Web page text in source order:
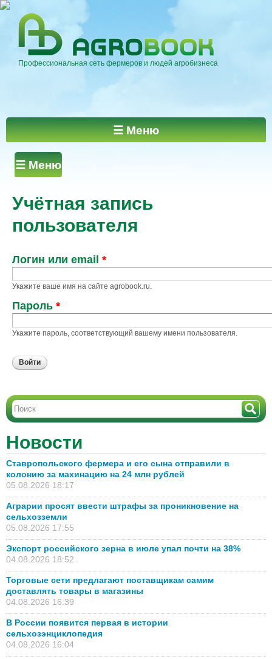
содержанию
Профессиональная сеть фермеров и людей агробизнеса
Главное меню ☰ Меню
Главные вкладки
☰ Меню
Учётная запись
пользователя
Логин или email *
Укажите ваше имя на сайте agrobook.ru.
Пароль *
Укажите пароль, соответствующий вашему имени пользователя.
URL
Вашего
Новости
Ставропольского фермера и его сына отправили в
колонию за махинацию на 24 млн рублей
05.08.2026 18:17
Аграрии просят ввести штрафы за проникновение на
сельхозземли
05.08.2026 17:55
Экспорт российского зерна в июле упал почти на 38%
04.08.2026 18:52
Торговые сети предлагают поставщикам самим
доставлять товары в магазины
04.08.2026 16:39
В России появится первая в истории
сельхозэнциклопедия
04.08.2026 16:04